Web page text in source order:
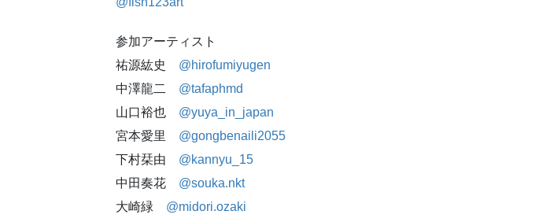
参加アーティスト
祐源紘史 @hirofumiyugen
中澤龍二 @tafaphmd
山口裕也 @yuya_in_japan
宮本愛里 @gongbenaili2055
下村栞由 @kannyu_15
中田奏花 @souka.nkt
大崎緑 @midori.ozaki